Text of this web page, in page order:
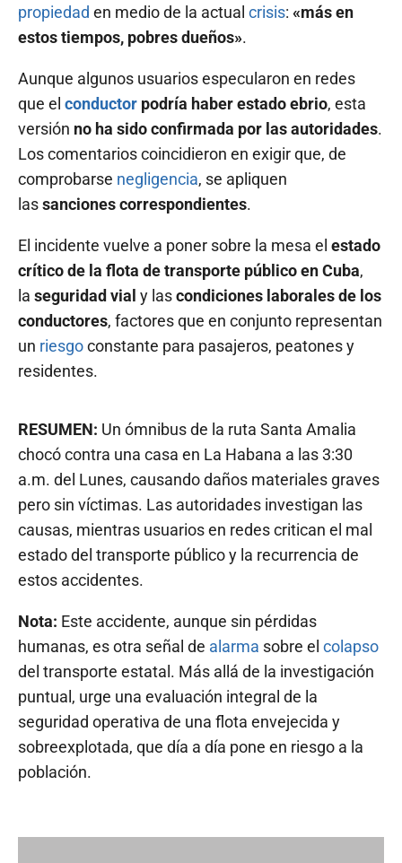
propiedad en medio de la actual crisis: «más en
estos tiempos, pobres dueños».
Aunque algunos usuarios especularon en redes
que el conductor podría haber estado ebrio, esta
versión no ha sido confirmada por las autoridades.
Los comentarios coincidieron en exigir que, de
comprobarse negligencia, se apliquen
lassanciones correspondientes.
El incidente vuelve a poner sobre la mesa el estado
crítico de la flota de transporte público en Cuba,
la seguridad vial y lascondiciones laborales de los
conductores, factores que en conjunto representan
un riesgoconstante para pasajeros, peatones y
residentes.
RESUMEN: Un ómnibus de la ruta Santa Amalia
chocó contra una casa en La Habana a las 3:30
a.m. del Lunes, causando daños materiales graves
pero sin víctimas. Las autoridades investigan las
causas, mientras usuarios en redes critican el mal
estado del transporte público y la recurrencia de
estos accidentes.
Nota: Este accidente, aunque sin pérdidas
humanas, es otra señal de alarma sobre el colapso
del transporte estatal. Más allá de la investigación
puntual, urge una evaluación integral de la
seguridad operativa de una flota envejecida y
sobreexplotada, que día a día pone en riesgo a la
población.